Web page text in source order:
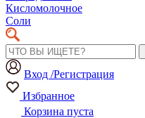
Кисломолочное
Соли
Вход /Регистрация
Избранное
Корзина пуста